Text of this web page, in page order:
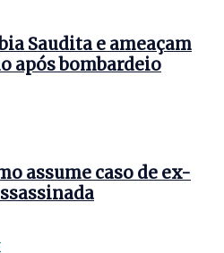
Saudita e ameaçam
após bombardeio
assume caso de ex-